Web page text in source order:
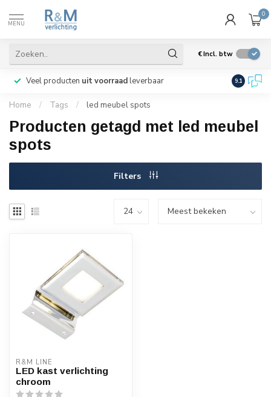
MENU
0
€Incl. btw
Veel producten uit voorraadleverbaar Wij
9.1
Home / Tags / led meubel spots
Producten getagd met led meubel
spots
Filters
R&M LINE
LED kast verlichting
chroom